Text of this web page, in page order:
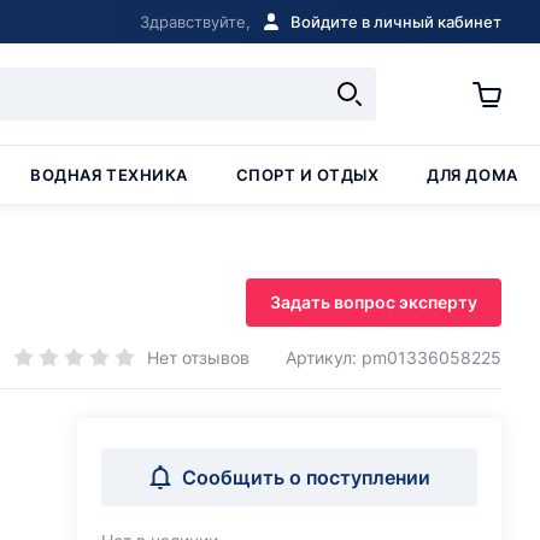
Здравствуйте, Войдите в личный кабинет
ВОДНАЯ ТЕХНИКА СПОРТ И ОТДЫХ ДЛЯ ДОМА
Задать вопрос эксперту
Нет отзывов Артикул: pm01336058225
Сообщить о поступлении